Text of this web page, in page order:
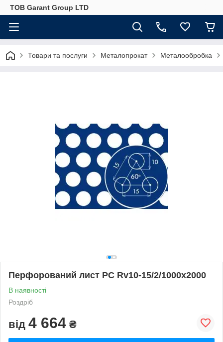
ТОВ Garant Group LTD
Товари та послуги Металопрокат Металообробка
Перфорований лист PC Rv10-15/2/1000x2000
В наявності
Роздріб
від 4 664 ₴